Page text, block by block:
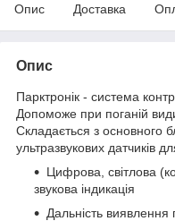
Опис Доставка
Опис
Парктронік - система
Допоможе при поганій
Складається з основного
ультразвукових датчиків
Цифрова, світлова
звукова індикація
Дальність